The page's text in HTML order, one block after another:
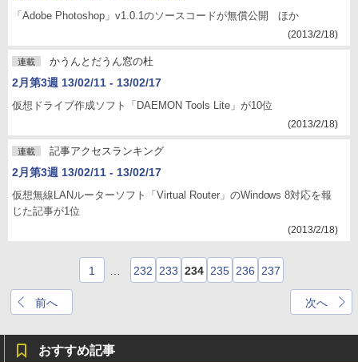
「Adobe Photoshop」v1.0.1のソースコードが無償公開 ほか
(2013/2/18)
連載 かうんとだうん窓の杜
2月第3週 13/02/11 - 13/02/17
仮想ドライブ作成ソフト「DAEMON Tools Lite」が10位
(2013/2/18)
連載 記事アクセスランキング
2月第3週 13/02/11 - 13/02/17
仮想無線LANルーターソフト「Virtual Router」のWindows 8対応を報
じた記事が1位
(2013/2/18)
前へ
1 232 233 234 235 236 237
次へ
おすすめ記事